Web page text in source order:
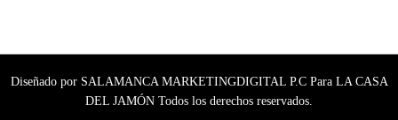
Diseñado por SALAMANCA MARKETINGDIGITAL P.C Para LA CASA
DEL JAMÓN Todos los derechos reservados.